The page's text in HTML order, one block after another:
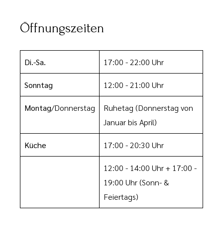
Öffnungszeiten
Di.-Sa. 17:00 - 22:00 Uhr
Sonntag 12:00 - 21:00 Uhr
Montag/Donnerstag Ruhetag (Donnerstag von
Januar bis April)
Küche 17:00 - 20:30 Uhr
12:00 - 14:00 Uhr+ 17:00 -
19:00 Uhr(Sonn- &
Feiertags)